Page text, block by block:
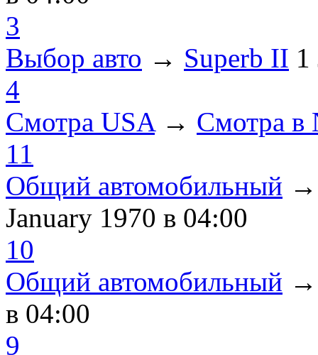
3
Выбор авто → Superb II
4
Смотра USA→ Смотра в
11
Общий автомобильный
January 1970 в 04:00
10
Общий автомобильный
в 04:00
9